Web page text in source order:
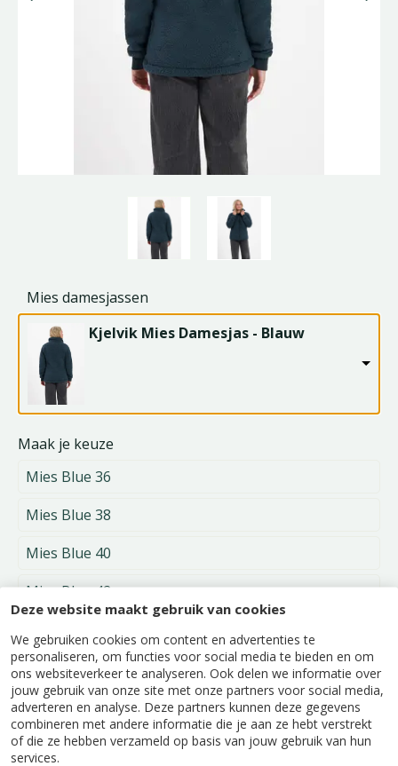
Deze website maakt gebruik van cookies
We gebruiken cookies om content en advertenties te
personaliseren, om functies voor social media te bieden en om
ons websiteverkeer te analyseren. Ook delen we informatie over
jouw gebruik van onze site met onze partners voor social media,
adverteren en analyse. Deze partners kunnen deze gegevens
combineren met andere informatie die je aan ze hebt verstrekt
of die ze hebben verzameld op basis van jouw gebruik van hun
services.
Mies damesjassen
Kjelvik Mies Damesjas - Blauw
Maak je keuze
Mies Blue 36
Mies Blue 38
Mies Blue 40
Mies Blue 42
Mies Blue 46
Alleen verkrijgbaar in onze winkels.